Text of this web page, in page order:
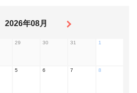
2026年08月
29 30 31 1
5 6 7 8